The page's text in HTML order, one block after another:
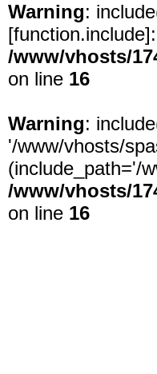
Warning:
[function.include
/www/vhosts/
on line 16
Warning:
'/www/vhosts/
(include_path='/
/www/vhosts/
on line 16